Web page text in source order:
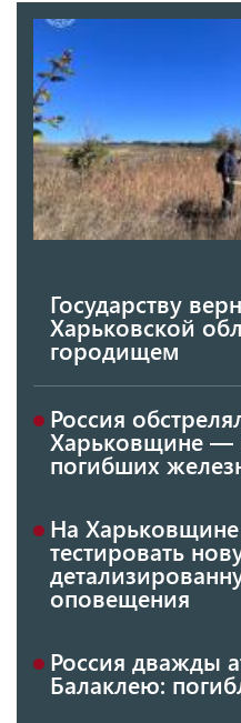
Государству
Харьковской
городищем
Россия
Харьковщине —
погибших
На Харьковщине
тестировать
оповещения
Россия дважды
Балаклею: